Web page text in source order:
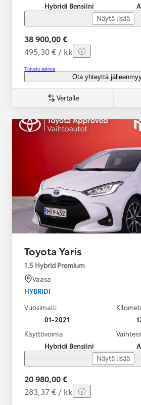
Hybridi Bensiini
Näytä lisää
38 900,00 €
495,30 € / kk
Tutustu autoon
Ota yhteyttä
Vertaile
Toyota Yaris
1,5 Hybrid Premium
Vaasa
HYBRIDI
Vuosimalli
01-2021
Käyttövoima
Hybridi Bensiini
Näytä lisää
20 980,00 €
283,37 € / kk